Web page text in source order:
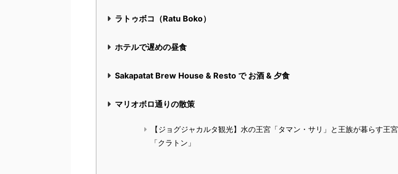
ラトゥボコ（Ratu Boko）
ホテルで遅めの昼食
Sakapatat Brew House & Resto で お酒 & 夕食
マリオボロ通りの散策
【ジョグジャカルタ観光】水の王宮「タマン・サリ」と王族が暮らす王宮
「クラトン」